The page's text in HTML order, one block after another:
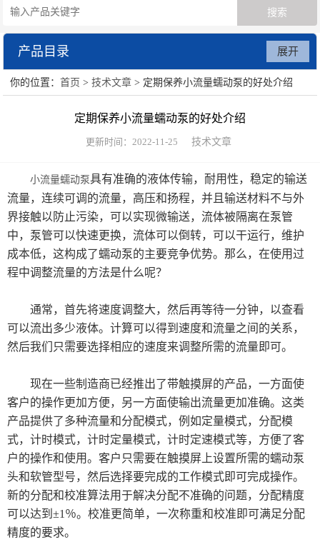
产品目录
数字注射泵
贝塔蠕动泵
展开
你的位置：首页 >技术文章 > 定期保养小流量蠕动泵的好处介绍
定期保养小流量蠕动泵的好处介绍
更新时间：2022-11-25 技术文章
小流量蠕动泵具有准确的液体传输，耐用性，稳定的输送
流量，连续可调的流量，高压和扬程，并且输送材料不与外
界接触以防止污染，可以实现微输送，流体被隔离在泵管
中，泵管可以快速更换，流体可以倒转，可以干运行，维护
成本低，这构成了蠕动泵的主要竞争优势。那么，在使用过
程中调整流量的方法是什么呢？
通常，首先将速度调整大，然后再等待一分钟，以查看
可以流出多少液体。计算可以得到速度和流量之间的关系，
然后我们只需要选择相应的速度来调整所需的流量即可。
现在一些制造商已经推出了带触摸屏的产品，一方面使
客户的操作更加方便，另一方面使输出流量更加准确。这类
产品提供了多种流量和分配模式，例如定量模式，分配模
式，计时模式，计时定量模式，计时定速模式等，方便了客
户的操作和使用。客户只需要在触摸屏上设置所需的蠕动泵
头和软管型号，然后选择要完成的工作模式即可完成操作。
新的分配和校准算法用于解决分配不准确的问题，分配精度
可以达到±1％。校准更简单，一次称重和校准即可满足分配
精度的要求。